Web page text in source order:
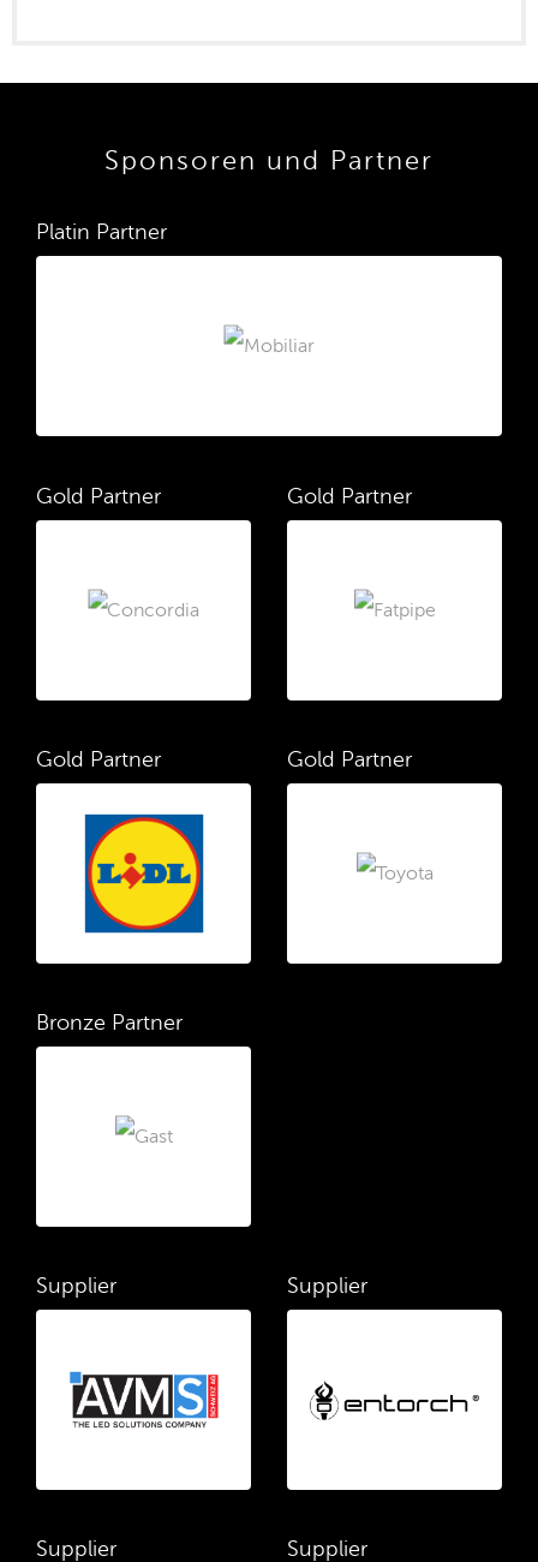
Sponsoren und Partner
Platin Partner
Gold Partner Gold Partner
Gold Partner Gold Partner
Bronze Partner
Supplier Supplier
Supplier Supplier